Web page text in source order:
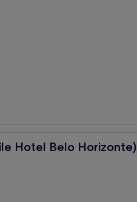
Hotel Belo Horizonte)
Horizonte)